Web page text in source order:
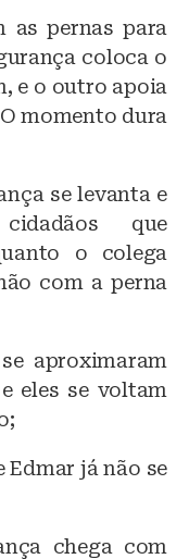
as pernas para
coloca o
e o outro apoia
momento dura
se levanta e
que
o colega
com a perna
aproximaram
eles se voltam
Edmar já não se
chega com